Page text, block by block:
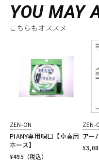
YOU MAY
こちらもオススメ
ZEN-ON
PIANY専用唄口【卓奏用
ホース】
¥495 （税込）
ZEN-
アー
¥